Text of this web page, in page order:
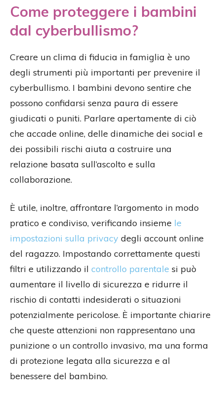
Come proteggere i bambini
dal cyberbullismo?
Creare un clima di fiducia in famiglia è uno
degli strumenti più importanti per prevenire il
cyberbullismo. I bambini devono sentire che
possono confidarsi senza paura di essere
giudicati o puniti. Parlare apertamente di ciò
che accade online, delle dinamiche dei social e
dei possibili rischi aiuta a costruire una
relazione basata sull’ascolto e sulla
collaborazione.
È utile, inoltre, affrontare l’argomento in modo
pratico e condiviso, verificando insieme le
impostazioni sulla privacy degli account online
del ragazzo. Impostando correttamente questi
filtri e utilizzando il controllo parentale si può
aumentare il livello di sicurezza e ridurre il
rischio di contatti indesiderati o situazioni
potenzialmente pericolose. È importante chiarire
che queste attenzioni non rappresentano una
punizione o un controllo invasivo, ma una forma
di protezione legata alla sicurezza e al
benessere del bambino.